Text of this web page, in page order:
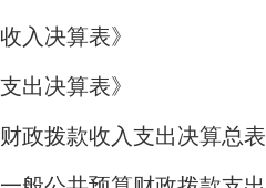
入决算表》
出决算表》
政拨款收入支出决算总表